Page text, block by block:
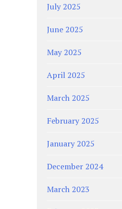
July 2025
June 2025
May 2025
April 2025
March 2025
February 2025
January 2025
December 2024
March 2023